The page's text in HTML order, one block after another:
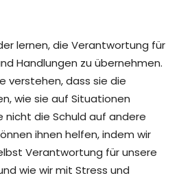
lernen, die Verantwortung für
Handlungen zu übernehmen.
verstehen, dass sie die
wie sie auf Situationen
nicht die Schuld auf andere
ihnen helfen, indem wir
Verantwortung für unsere
wie wir mit Stress und